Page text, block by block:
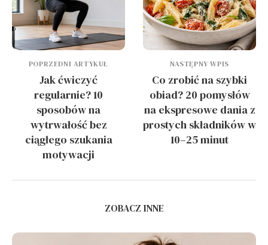
POPRZEDNI ARTYKUŁ
Jak ćwiczyć
regularnie? 10
sposobów na
wytrwałość bez
ciągłego szukania
motywacji
NASTĘPNY WPIS
Co zrobić na szybki
obiad? 20 pomysłów
na ekspresowe dania z
prostych składników w
10–25 minut
ZOBACZ INNE